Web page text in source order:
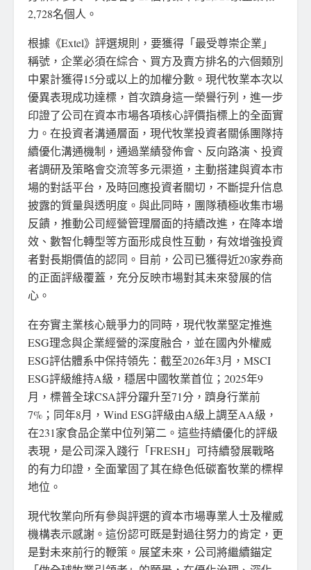
2,728名個人。
根據《Extel》評選規則，要獲得「最受尊崇企業」
稱號，企業必須在綜合、買方及賣方排名的六個類別
中累計獲得15分或以上的加權分數。現代牧業本次以
優異表現成功達標，首次躋身這一榮譽行列，進一步
印證了公司在資本市場各項核心評價指標上的全面實
力。在投資者溝通層面，現代牧業投資者關係團隊持
續優化溝通機制，通過業績發佈會、反向路演、投資
者調研及策略會交流等多元渠道，主動搭建與資本市
場的對話平台，及時回應投資者關切，不斷提升信息
披露的質量與透明度。與此同時，團隊積極收集市場
反饋，推動公司經營管理層面的持續改進，在降本增
效、數智化轉型等方面形成良性互動，有效增強投資
者對長期價值的認同。目前，公司已獲得近20家券商
的正面評級覆蓋，充分反映市場對其未來發展的信
心。
在夯實主業核心競爭力的同時，現代牧業堅定推進
ESG理念與企業經營的深度融合，並在國內外權威
ESG評估體系中保持領先：截至2026年3月，MSCI
ESG評級維持A級，穩居中國牧業首位；2025年9
月，標普全球CSA評分躍升至71分，躋身行業前
7%；同年8月，Wind ESG評級由A級上調至AA級，
在231家食品企業中位列第二。這些持續優化的評級
表現，是公司深入踐行「FRESH」可持續發展戰略
的有力印證，全面鞏固了其在綠色低碳畜牧業的標桿
地位。
現代牧業向所有參與評選的資本市場專業人士及權威
機構表示感謝。這份認可既是對過往努力的肯定，更
是對未來前行的鞭策。展望未來，公司將繼續錨定